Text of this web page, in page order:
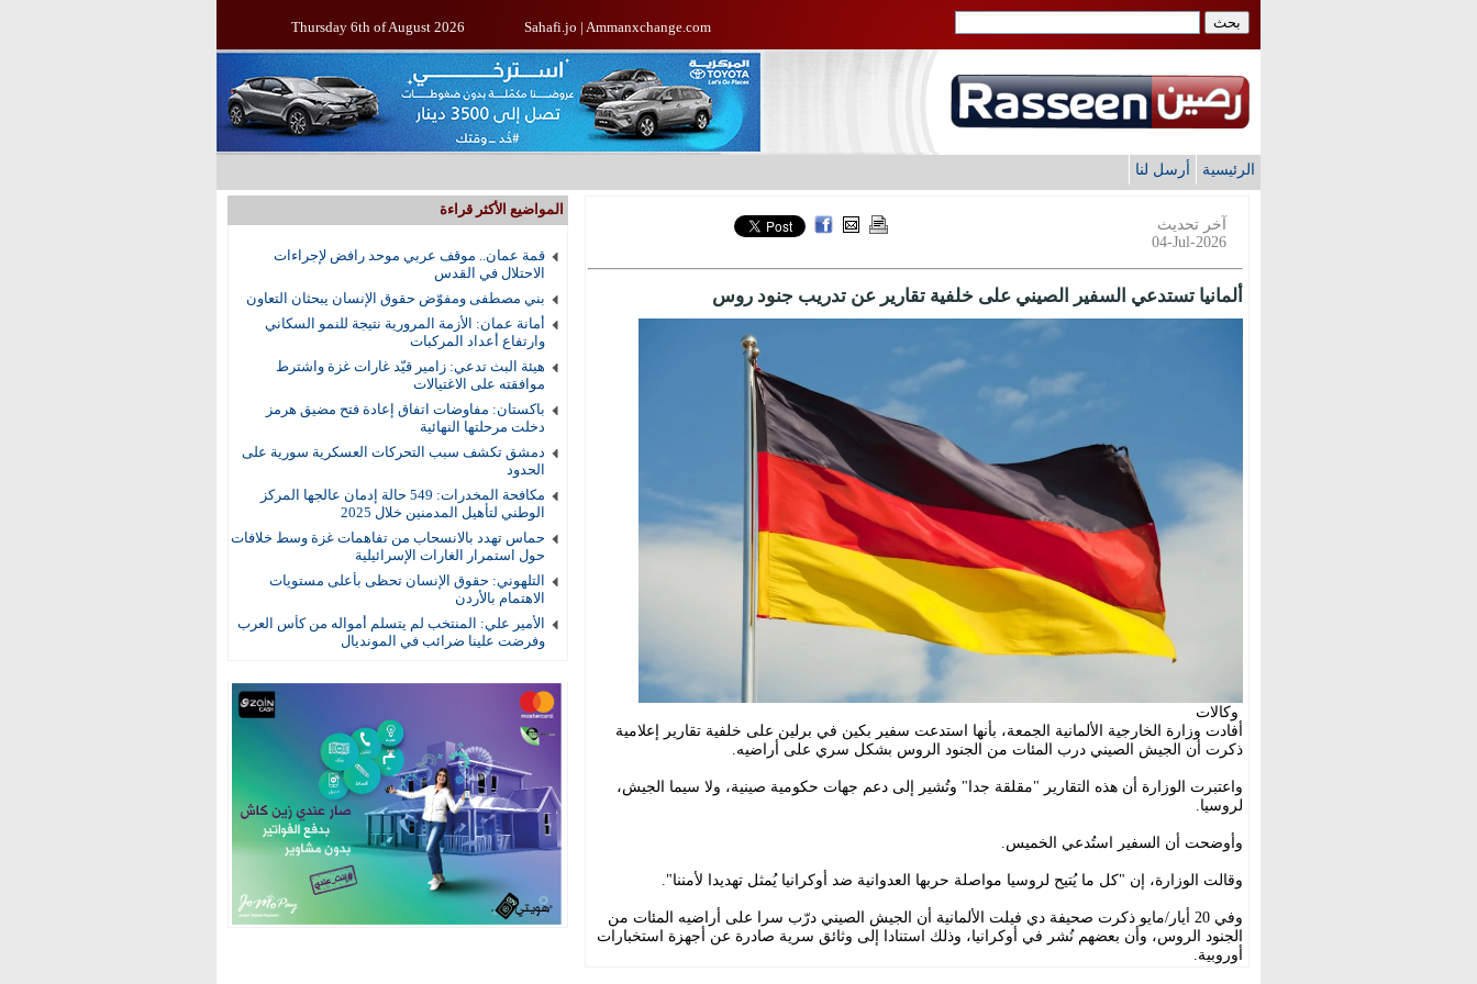
Thursday 6th of August 2026 Sahafi.jo | Ammanxchange.com
الرئيسية أرسل لنا
المواضيع الأكثر قراءة
قمة عمان.. موقف عربي موحد رافض لإجراءات
الاحتلال في القدس
بني مصطفى ومفوّض حقوق الإنسان يبحثان التعاون
أمانة عمان: الأزمة المرورية نتيجة للنمو السكاني
وارتفاع أعداد المركبات
هيئة البث تدعي: زامير قيّد غارات غزة واشترط
موافقته على الاغتيالات
باكستان: مفاوضات اتفاق إعادة فتح مضيق هرمز
دخلت مرحلتها النهائية
دمشق تكشف سبب التحركات العسكرية سورية على
الحدود
مكافحة المخدرات: 549 حالة إدمان عالجها المركز
الوطني لتأهيل المدمنين خلال 2025
حماس تهدد بالانسحاب من تفاهمات غزة وسط خلافات
حول استمرار الغارات الإسرائيلية
التلهوني: حقوق الإنسان تحظى بأعلى مستويات
الاهتمام بالأردن
الأمير علي: المنتخب لم يتسلم أمواله من كأس العرب
وفرضت علينا ضرائب في المونديال
آخر تحديث
04-Jul-2026
ألمانيا تستدعي السفير الصيني على خلفية تقارير عن تدريب جنود روس
وكالات
أفادت وزارة الخارجية الألمانية الجمعة، بأنها استدعت سفير بكين في برلين على خلفية تقارير إعلامية
ذكرت أن الجيش الصيني درب المئات من الجنود الروس بشكل سري على أراضيه.
واعتبرت الوزارة أن هذه التقارير "مقلقة جدا" وتُشير إلى دعم جهات حكومية صينية، ولا سيما الجيش،
لروسيا.
وأوضحت أن السفير استُدعي الخميس.
وقالت الوزارة، إن "كل ما يُتيح لروسيا مواصلة حربها العدوانية ضد أوكرانيا يُمثل تهديدا لأمننا".
وفي 20 أيار/مايو ذكرت صحيفة دي فيلت الألمانية أن الجيش الصيني درّب سرا على أراضيه المئات من
الجنود الروس، وأن بعضهم نُشر في أوكرانيا، وذلك استنادا إلى وثائق سرية صادرة عن أجهزة استخبارات
أوروبية.